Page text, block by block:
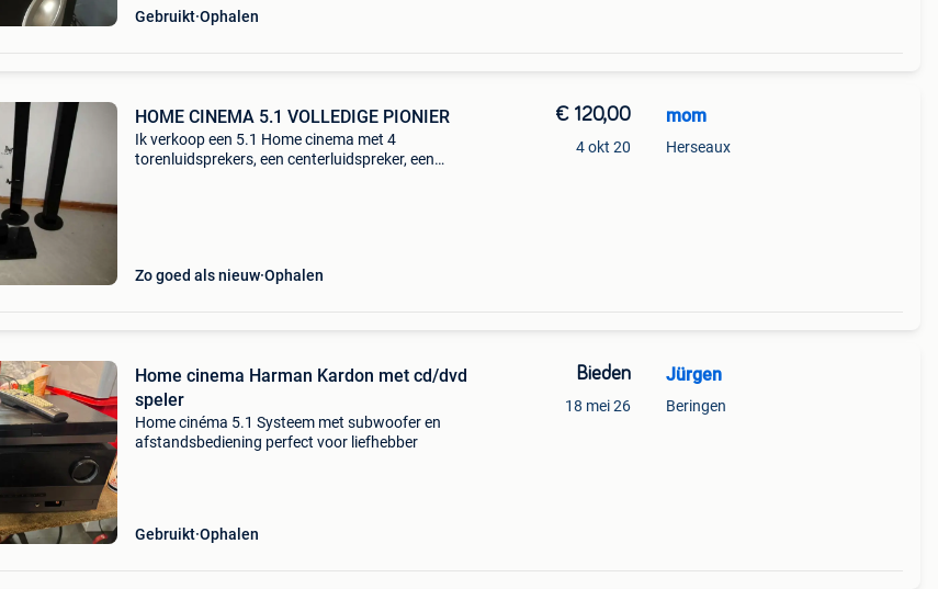
Gebruikt Ophalen
HOME CINEMA 5.1 VOLLEDIGE PIONIER
Ik verkoop een 5.1 Home cinema met 4
torenluidsprekers, een centerluidspreker, een
Zo goed als nieuw Ophalen
€ 120,00
4 okt 20
mom
Herseaux
Home cinema Harman Kardon met cd/dvd
speler
Home cinéma 5.1 Systeem met subwoofer en
afstandsbediening perfect voor liefhebber
Gebruikt Ophalen
Bieden
18 mei 26
Jürgen
Beringen